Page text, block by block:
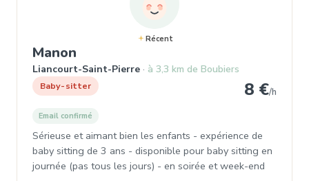
Récent
Manon
Liancourt-Saint-Pierre à 3,3 km de Boubiers
Baby-sitter 8 €/h
Email confirmé
Sérieuse et aimant bien les enfants - expérience de
baby sitting de 3 ans - disponible pour baby sitting en
journée (pas tous les jours) - en soirée et week-end